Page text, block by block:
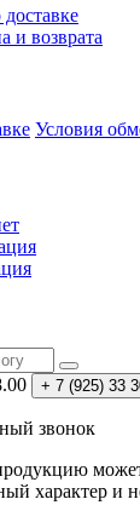
и возврата
Условия
+ 7 (925) 33
звонок
характер и